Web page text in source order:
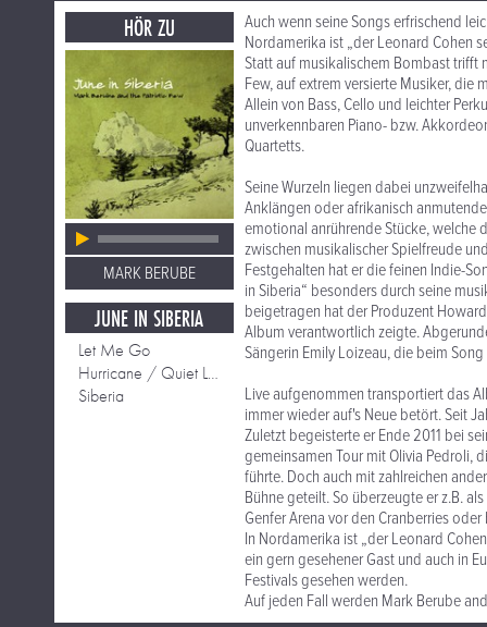
HÖR ZU
MARK BERUBE
JUNE IN SIBERIA
Let Me Go
Hurricane / Quiet Little Scream
Siberia
Auch wenn seine Songs erfrischend
Nordamerika ist „der Leonard Cohen
Statt auf musikalischem Bombast trifft
Few, auf extrem versierte Musiker,
Allein von Bass, Cello und leichter
unverkennbaren Piano- bzw.
Quartetts.
Seine Wurzeln liegen dabei
Anklängen oder afrikanisch
emotional anrührende Stücke, welche
zwischen musikalischer Spielfreude
Festgehalten hat er die feinen Indie-
in Siberia“ besonders durch seine
beigetragen hat der Produzent
Album verantwortlich zeigte.
Sängerin Emily Loizeau, die beim
Live aufgenommen transportiert das
immer wieder auf's Neue betört. Seit
Zuletzt begeisterte er Ende 2011 bei
gemeinsamen Tour mit Olivia Pedroli,
führte. Doch auch mit zahlreichen
Bühne geteilt. So überzeugte er z.B.
Genfer Arena vor den Cranberries
In Nordamerika ist „der Leonard
ein gern gesehener Gast und auch in
Festivals gesehen werden.
Auf jeden Fall werden Mark Berube